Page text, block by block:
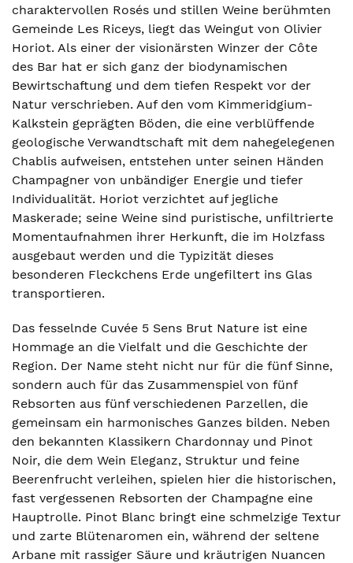
charaktervollen Rosés und stillen Weine berühmten
Gemeinde Les Riceys, liegt das Weingut von Olivier
Horiot. Als einer der visionärsten Winzer der Côte
des Bar hat er sich ganz der biodynamischen
Bewirtschaftung und dem tiefen Respekt vor der
Natur verschrieben. Auf den vom Kimmeridgium-
Kalkstein geprägten Böden, die eine verblüffende
geologische Verwandtschaft mit dem nahegelegenen
Chablis aufweisen, entstehen unter seinen Händen
Champagner von unbändiger Energie und tiefer
Individualität. Horiot verzichtet auf jegliche
Maskerade; seine Weine sind puristische, unfiltrierte
Momentaufnahmen ihrer Herkunft, die im Holzfass
ausgebaut werden und die Typizität dieses
besonderen Fleckchens Erde ungefiltert ins Glas
transportieren.
Das fesselnde Cuvée 5 Sens Brut Nature ist eine
Hommage an die Vielfalt und die Geschichte der
Region. Der Name steht nicht nur für die fünf Sinne,
sondern auch für das Zusammenspiel von fünf
Rebsorten aus fünf verschiedenen Parzellen, die
gemeinsam ein harmonisches Ganzes bilden. Neben
den bekannten Klassikern Chardonnay und Pinot
Noir, die dem Wein Eleganz, Struktur und feine
Beerenfrucht verleihen, spielen hier die historischen,
fast vergessenen Rebsorten der Champagne eine
Hauptrolle. Pinot Blanc bringt eine schmelzige Textur
und zarte Blütenaromen ein, während der seltene
Arbane mit rassiger Säure und kräutrigen Nuancen